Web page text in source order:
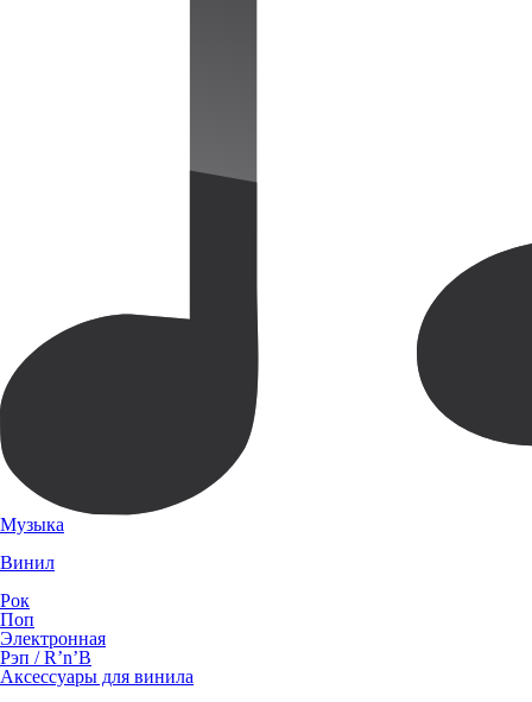
Музыка
Винил
Рок
Поп
Электронная
Рэп / R’n’B
Аксессуары для винила